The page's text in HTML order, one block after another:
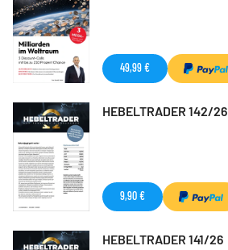
49,99 €
HEBELTRADER 142/26
9,90 €
HEBELTRADER 141/26